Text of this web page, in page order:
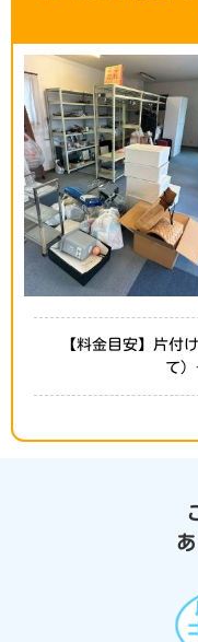
【料金目安】片付
て